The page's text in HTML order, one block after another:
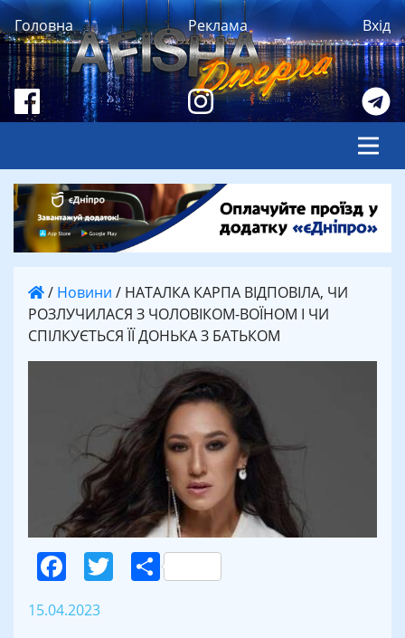
Головна Реклама Вхід
/ Новини / НАТАЛКА КАРПА ВІДПОВІЛА, ЧИ
РОЗЛУЧИЛАСЯ З ЧОЛОВІКОМ-ВОЇНОМ І ЧИ
СПІЛКУЄТЬСЯ ЇЇ ДОНЬКА З БАТЬКОМ
Facebook
Twitter
Поділитися
15.04.2023